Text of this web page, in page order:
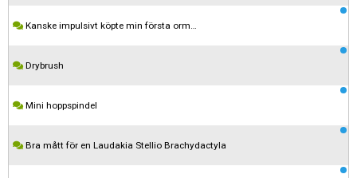
Kanske impulsivt köpte min första orm…
Drybrush
Mini hoppspindel
Bra mått för en Laudakia Stellio Brachydactyla